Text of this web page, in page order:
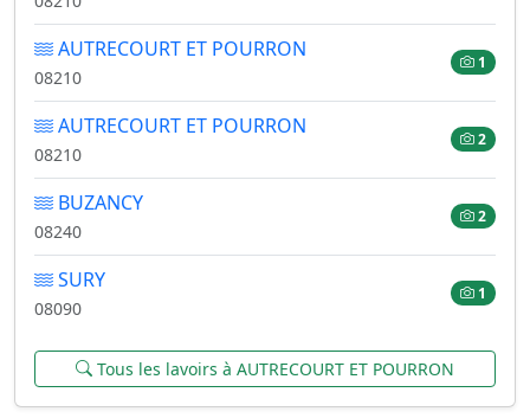
AUTRECOURT ET POURRON
08210
1
AUTRECOURT ET POURRON
08210
2
BUZANCY
08240
2
SURY
08090
1
Tous les lavoirs à AUTRECOURT ET POURRON